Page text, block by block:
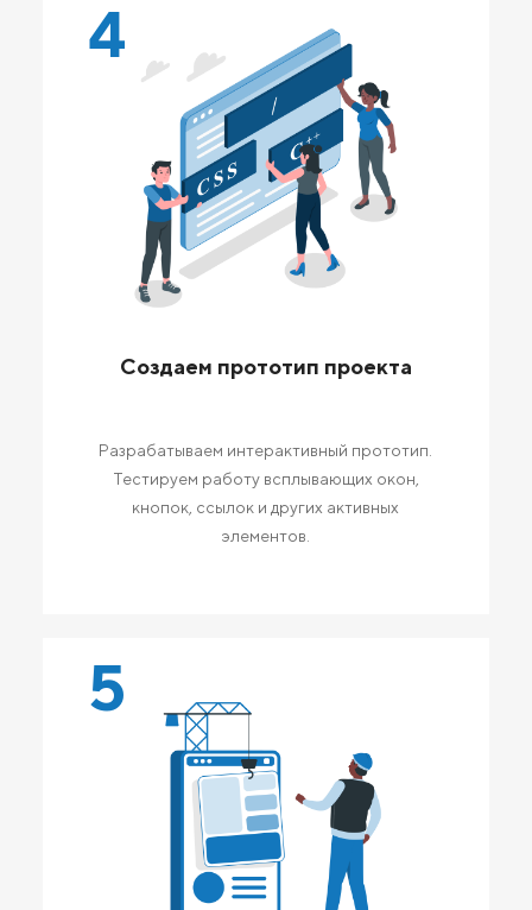
4
Создаем прототип проекта
Разрабатываем интерактивный прототип.
Тестируем работу всплывающих окон,
кнопок, ссылок и других активных
элементов.
5